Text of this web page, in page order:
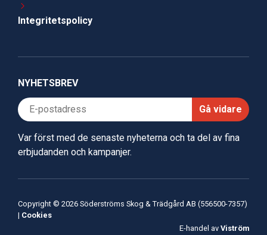
Integritetspolicy
NYHETSBREV
Gå vidare
Var först med de senaste nyheterna och ta del av fina
erbjudanden och kampanjer.
Copyright © 2026 Söderströms Skog & Trädgård AB (556500-7357)
| Cookies
E-handel av Viström